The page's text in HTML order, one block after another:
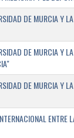
DE MURCIA Y
DE MURCIA Y
DE MURCIA Y
ENTRE